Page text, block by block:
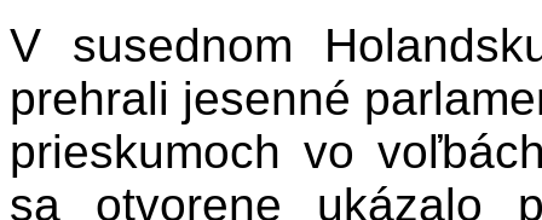
V susednom
prehrali jesenné
prieskumoch vo
sa otvorene ukázalo